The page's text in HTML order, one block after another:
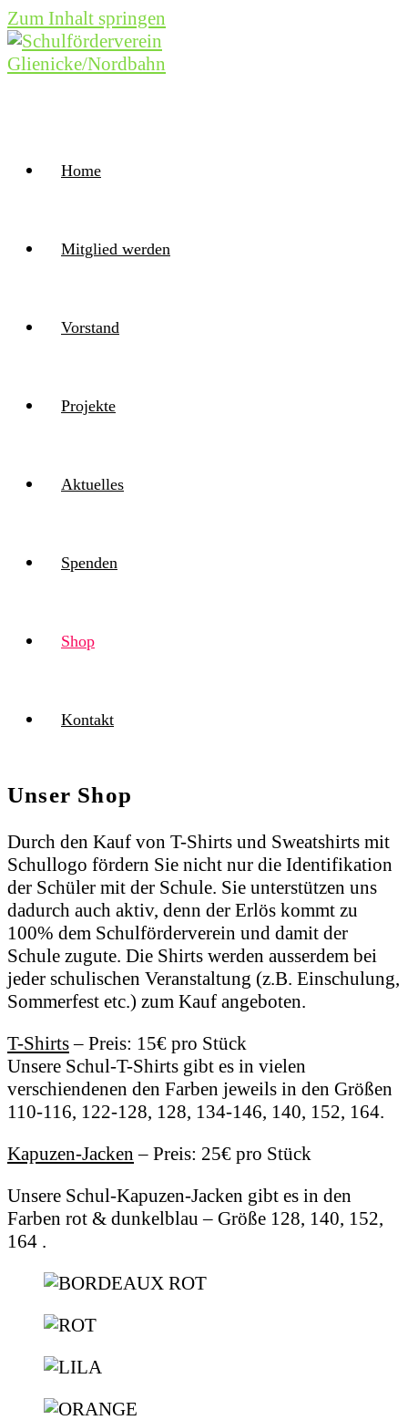
Zum Inhalt springen
Home
Mitglied werden
Vorstand
Projekte
Aktuelles
Spenden
Shop
Kontakt
Unser Shop
Durch den Kauf von T-Shirts und Sweatshirts mit
Schullogo fördern Sie nicht nur die Identifikation
der Schüler mit der Schule. Sie unterstützen uns
dadurch auch aktiv, denn der Erlös kommt zu
100% dem Schulförderverein und damit der
Schule zugute. Die Shirts werden ausserdem bei
jeder schulischen Veranstaltung (z.B. Einschulung,
Sommerfest etc.) zum Kauf angeboten.
T-Shirts– Preis: 15€ pro Stück
Unsere Schul-T-Shirts gibt es in vielen
verschiendenen den Farben jeweils in den Größen
110-116, 122-128, 128, 134-146, 140, 152, 164.
Kapuzen-Jacken – Preis: 25€ pro Stück
Unsere Schul-Kapuzen-Jacken gibt es in den
Farben rot & dunkelblau – Größe 128, 140, 152,
164 .